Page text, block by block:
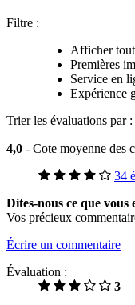
Filtre :
Afficher
Premières
Service en
Expérience
Trier les évaluations par :
4,0 - Cote moyenne des
34
Dites-nous ce que vous
Vos précieux
Écrire un commentaire
Évaluation :
3